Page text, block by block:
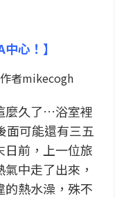
心！ 】
者mikecogh
麼久了…浴室裡
面可能還有三五
前，上一位旅
中走了出來，
熱水澡，殊不